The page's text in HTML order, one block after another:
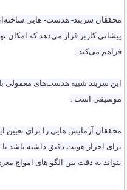
محققان سربند- هدست- هایی
پیشانی کاربر قرار می‌دهد که امکان
فراهم می‌کند .
این سربند شبیه هدست‌های معمولی
موسیقی است .
محققان آزمایش هایی را برای تعیین
برای احراز هویت دقیق داشته باشد یا
بتواند به دقت بین الگو های امواج